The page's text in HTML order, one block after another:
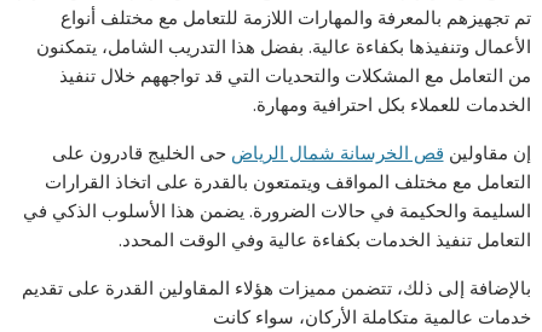
تم تجهيزهم بالمعرفة والمهارات اللازمة للتعامل مع مختلف أنواع
الأعمال وتنفيذها بكفاءة عالية. بفضل هذا التدريب الشامل، يتمكنون
من التعامل مع المشكلات والتحديات التي قد تواجههم خلال تنفيذ
الخدمات للعملاء بكل احترافية ومهارة.
إن مقاولين قص الخرسانة شمال الرياض حى الخليج قادرون على
التعامل مع مختلف المواقف ويتمتعون بالقدرة على اتخاذ القرارات
السليمة والحكيمة في حالات الضرورة. يضمن هذا الأسلوب الذكي في
التعامل تنفيذ الخدمات بكفاءة عالية وفي الوقت المحدد.
بالإضافة إلى ذلك، تتضمن مميزات هؤلاء المقاولين القدرة على تقديم
خدمات عالمية متكاملة الأركان، سواء كانت